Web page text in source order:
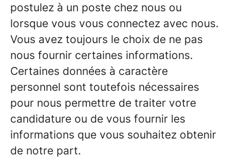
postulez à un poste chez nous ou
lorsque vous vous connectez avec nous.
Vous avez toujours le choix de ne pas
nous fournir certaines informations.
Certaines données à caractère
personnel sont toutefois nécessaires
pour nous permettre de traiter votre
candidature ou de vous fournir les
informations que vous souhaitez obtenir
de notre part.